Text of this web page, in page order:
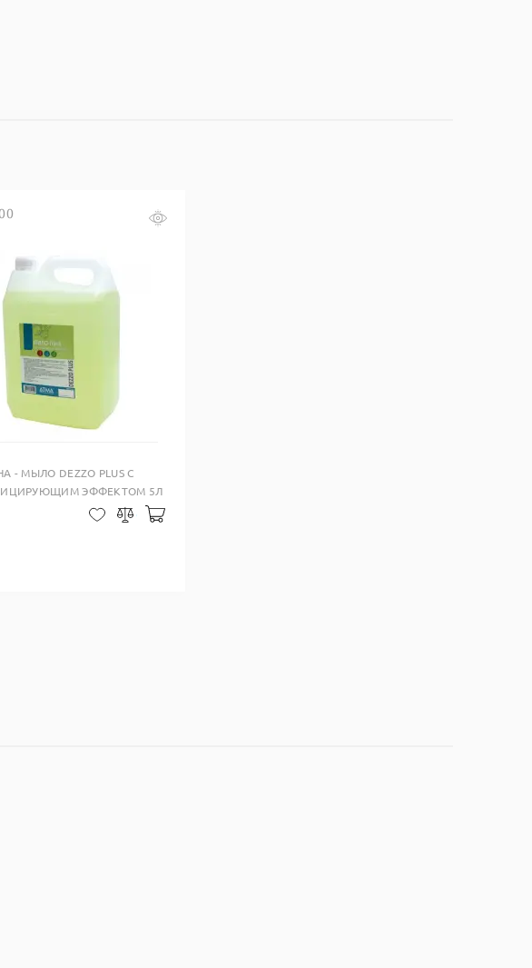
Купить в один клик
- МЫЛО DEZZO PLUS С
ЭФФЕКТОМ 5Л
В закладки
Сравнить